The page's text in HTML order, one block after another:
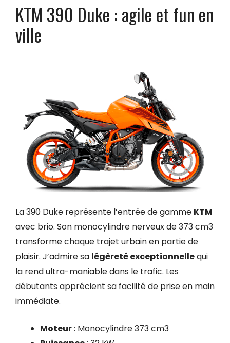
KTM 390 Duke : agile et fun en
ville
La 390 Duke représente l’entrée de gamme KTM
avec brio. Son monocylindre nerveux de 373 cm3
transforme chaque trajet urbain en partie de
plaisir. J’admire sa légèreté exceptionnellequi
la rend ultra-maniable dans le trafic. Les
débutants apprécient sa facilité de prise en main
immédiate.
Moteur: Monocylindre 373 cm3